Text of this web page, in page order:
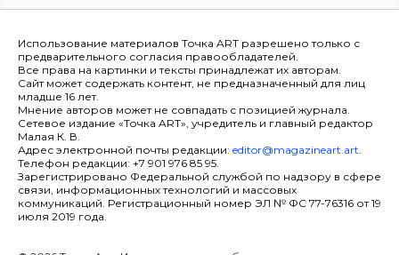
Использование материалов Точка ART разрешено только с
предварительного согласия правообладателей.
Все права на картинки и тексты принадлежат их авторам.
Сайт может содержать контент, не предназначенный для лиц
младше 16 лет.
Мнение авторов может не совпадать с позицией журнала.
Сетевое издание «Точка ART», учредитель и главный редактор
Малая К. В.
Адрес электронной почты редакции: editor@magazineart.art.
Телефон редакции: +7 901 976 85 95.
Зарегистрировано Федеральной службой по надзору в сфере
связи, информационных технологий и массовых
коммуникаций. Регистрационный номер ЭЛ № ФС 77-76316 от 19
июля 2019 года.